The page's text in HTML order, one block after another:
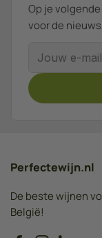
Op je
voor de
Perfectewijn.nl
De beste wijnen
België!